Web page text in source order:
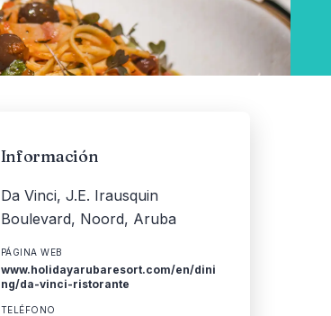
Información
Da Vinci, J.E. Irausquin
Boulevard, Noord, Aruba
PÁGINA WEB
www.holidayarubaresort.com/en/dini
ng/da-vinci-ristorante
TELÉFONO